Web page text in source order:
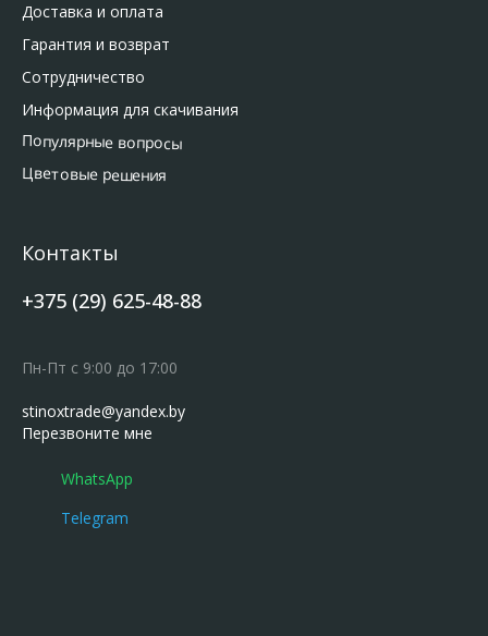
+375 (29) 625-48-88
Перезвоните мне
Доставка и оплата
Гарантия и возврат
Сотрудничество
Информация для скачивания
Популярные вопросы
Пн-Пт с 9:00 до 17:00
Контакты
WhatsApp
Telegram
Цветовые решения
stinoxtrade@yandex.by